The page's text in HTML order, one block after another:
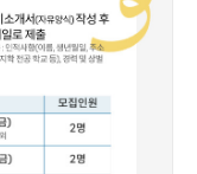
교육신청